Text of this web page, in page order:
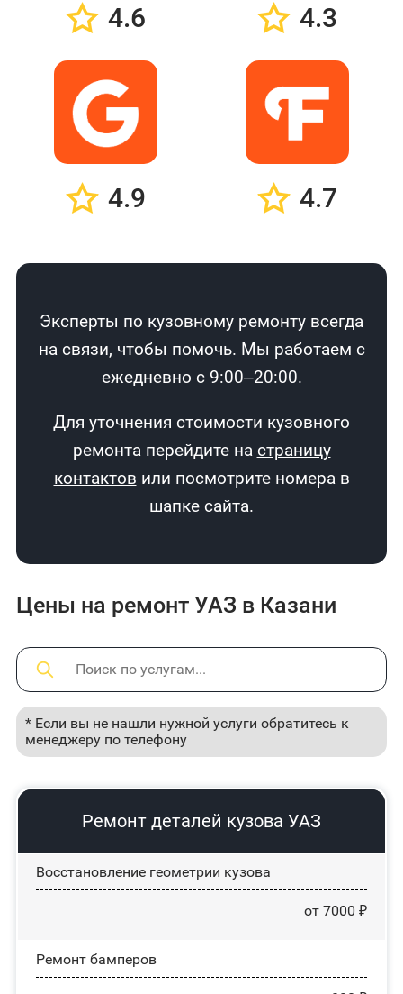
4.6 4.3
4.9 4.7
Эксперты по кузовному ремонту всегда
на связи, чтобы помочь. Мы работаем с
ежедневно с 9:00–20:00.
Для уточнения стоимости кузовного
ремонта перейдите на страницу
контактов или посмотрите номера в
шапке сайта.
Цены на ремонт УАЗ в Казани
* Если вы не нашли нужной услуги обратитесь к
менеджеру по телефону
Ремонт деталей кузова УАЗ
Восстановление геометрии кузова
от 7000 ₽
Ремонт бамперов